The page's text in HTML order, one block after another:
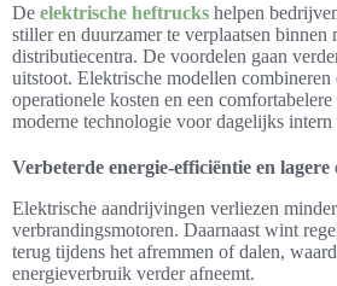
De elektrische heftrucks helpen
stiller en duurzamer te verplaatsen binnen
distributiecentra. De voordelen gaan
uitstoot. Elektrische modellen
operationele kosten en een
moderne technologie voor dagelijks intern
Verbeterde energie-efficiëntie en lagere
Elektrische aandrijvingen verliezen
verbrandingsmotoren. Daarnaast wint
terug tijdens het afremmen of dalen,
energieverbruik verder afneemt.